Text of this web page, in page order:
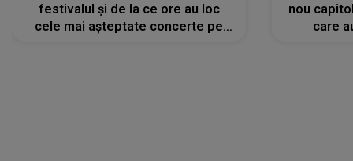
festivalul și de la ce ore au loc
cele mai așteptate concerte pe
nou
care